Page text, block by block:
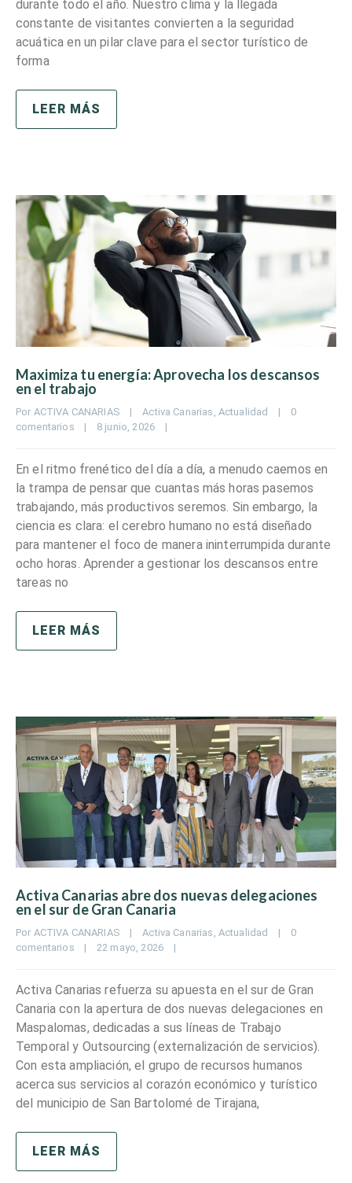
durante todo el año. Nuestro clima y la llegada
constante de visitantes convierten a la seguridad
acuática en un pilar clave para el sector turístico de
forma
LEER MÁS
Maximiza tu energía: Aprovecha los descansos
en el trabajo
Por ACTIVA CANARIAS | Activa Canarias Actualidad |
0
comentarios
| 8 junio, 2026 |
En el ritmo frenético del día a día, a menudo caemos en
la trampa de pensar que cuantas más horas pasemos
trabajando, más productivos seremos. Sin embargo, la
ciencia es clara: el cerebro humano no está diseñado
para mantener el foco de manera ininterrumpida durante
ocho horas. Aprender a gestionar los descansos entre
tareas no
LEER MÁS
Activa Canarias abre dos nuevas delegaciones
en el sur de Gran Canaria
Por ACTIVA CANARIAS | Activa Canarias Actualidad |
0
comentarios
| 22 mayo, 2026 |
Activa Canarias refuerza su apuesta en el sur de Gran
Canaria con la apertura de dos nuevas delegaciones en
Maspalomas, dedicadas a sus líneas de Trabajo
Temporal y Outsourcing (externalización de servicios).
Con esta ampliación, el grupo de recursos humanos
acerca sus servicios al corazón económico y turístico
del municipio de San Bartolomé de Tirajana,
LEER MÁS